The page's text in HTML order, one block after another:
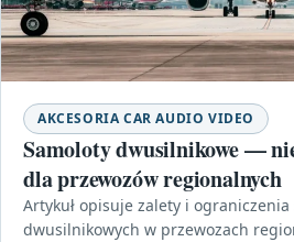
AKCESORIA CAR AUDIO VIDEO
Samoloty dwusilnikowe —
dla przewozów regionalnych
Artykuł opisuje zalety i
dwusilnikowych w przewozach